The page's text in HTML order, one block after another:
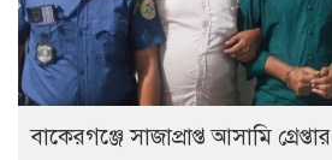
বাকেরগঞ্জে সাজাপ্রাপ্ত আসামি গ্রেপ্তার